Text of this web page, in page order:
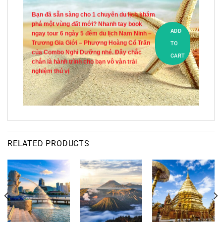
Bạn đã sẵn sàng cho 1 chuyến du lịch khám
phá một vùng đất mới? Nhanh tay book
ngay tour 6 ngày 5 đêm du lịch Nam Ninh –
Trương Gia Giới – Phượng Hoàng Cổ Trấn
của Combo Nghỉ Dưỡng nhé. Đây chắc
chắn là hành trình cho bạn vô vàn trải
nghiệm thú vị
ADD
TO
CART
RELATED PRODUCTS